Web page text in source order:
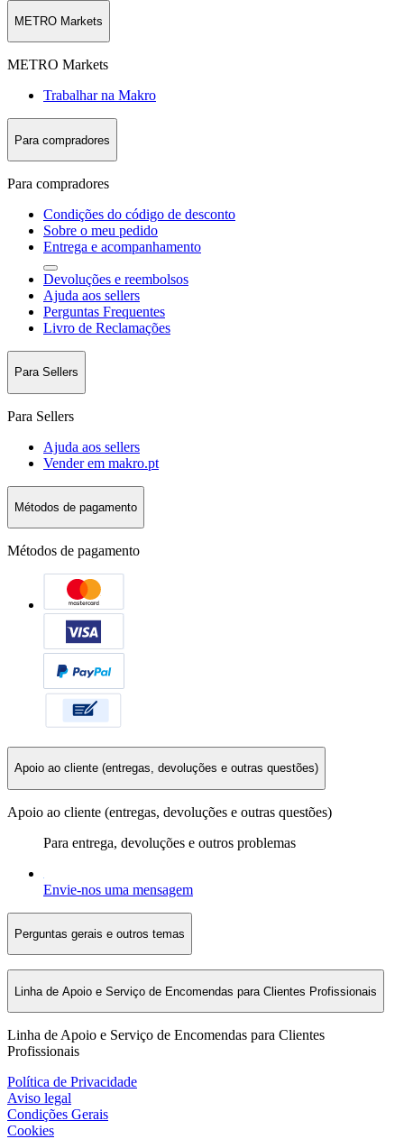
METRO Markets
METRO Markets
Trabalhar na Makro
Para compradores
Para compradores
Condições do código de desconto
Sobre o meu pedido
Entrega e acompanhamento
Devoluções e reembolsos
Ajuda aos sellers
Perguntas Frequentes
Livro de Reclamações
Para Sellers
Para Sellers
Ajuda aos sellers
Vender em makro.pt
Métodos de pagamento
Métodos de pagamento
Apoio ao cliente (entregas, devoluções e outras questões)
Apoio ao cliente (entregas, devoluções e outras questões)
Para entrega, devoluções e outros problemas
Envie-nos uma mensagem
Perguntas gerais e outros temas
Linha de Apoio e Serviço de Encomendas para Clientes Profissionais
Linha de Apoio e Serviço de Encomendas para Clientes
Profissionais
Política de Privacidade
Aviso legal
Condições Gerais
Cookies